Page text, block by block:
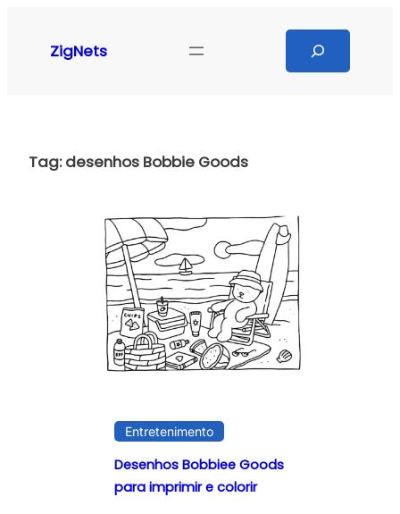
ZigNets
Tag:desenhos Bobbie Goods
Entretenimento
Desenhos Bobbiee Goods
para imprimir e colorir